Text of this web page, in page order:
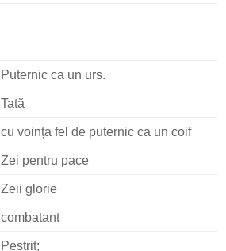
Puternic ca un urs.
Tată
cu voința fel de puternic ca un coif
Zei pentru pace
Zeii glorie
combatant
Pestriț;